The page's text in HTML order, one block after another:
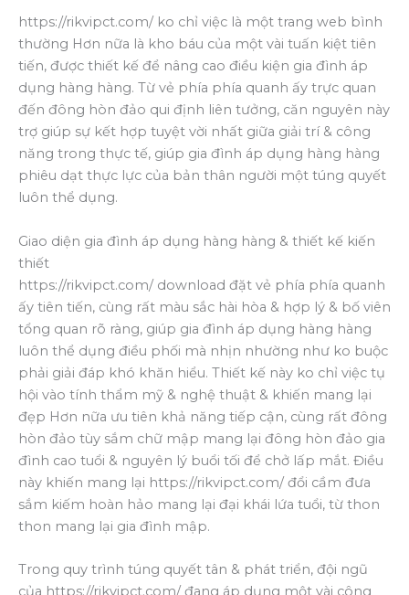
https://rikvipct.com/ ko chỉ việc là một trang web bình
thường Hơn nữa là kho báu của một vài tuấn kiệt tiên
tiến, được thiết kế để nâng cao điều kiện gia đình áp
dụng hàng hàng. Từ vẻ phía phía quanh ấy trực quan
đến đông hòn đảo qui định liên tưởng, căn nguyên này
trợ giúp sự kết hợp tuyệt vời nhất giữa giải trí & công
năng trong thực tế, giúp gia đình áp dụng hàng hàng
phiêu dạt thực lực của bản thân người một túng quyết
luôn thể dụng.
Giao diện gia đình áp dụng hàng hàng & thiết kế kiến
thiết
https://rikvipct.com/ download đặt vẻ phía phía quanh
ấy tiên tiến, cùng rất màu sắc hài hòa & hợp lý & bố viên
tổng quan rõ ràng, giúp gia đình áp dụng hàng hàng
luôn thể dụng điều phối mà nhịn nhường như ko buộc
phải giải đáp khó khăn hiểu. Thiết kế này ko chỉ việc tụ
hội vào tính thẩm mỹ & nghệ thuật & khiến mang lại
đẹp Hơn nữa ưu tiên khả năng tiếp cận, cùng rất đông
hòn đảo tùy sắm chữ mập mang lại đông hòn đảo gia
đình cao tuổi & nguyên lý buổi tối để chở lấp mắt. Điều
này khiến mang lại https://rikvipct.com/ đổi cầm đưa
sắm kiếm hoàn hảo mang lại đại khái lứa tuổi, từ thon
thon mang lại gia đình mập.
Trong quy trình túng quyết tân & phát triển, đội ngũ
của https://rikvipct.com/ đang áp dụng một vài công